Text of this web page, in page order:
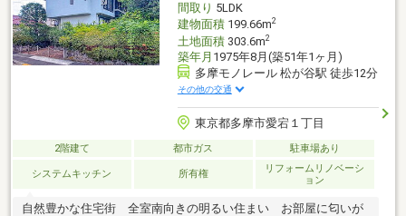
間取り 5LDK
建物面積199.66m2
土地面積303.6m2
築年月 1975年8月(築51年1ヶ月)
多摩モノレール 松が谷駅 徒歩12分
その他の交通
東京都多摩市愛宕１丁目
2階建て 都市ガス 駐車場あり
システムキッチン 所有権
リフォームリノベーシ
ョン
自然豊かな住宅街 全室南向きの明るい住まい お部屋に匂いが